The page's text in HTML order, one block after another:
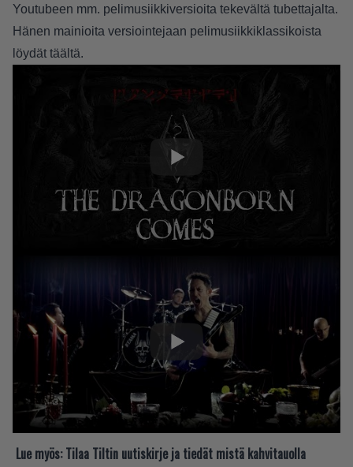
Youtubeen mm. pelimusiikkiversioita tekevältä tubettajalta.
Hänen mainioita versiointejaan pelimusiikkiklassikoista
löydät täältä.
Lue myös: Tilaa Tiltin uutiskirje ja tiedät mistä kahvitauolla